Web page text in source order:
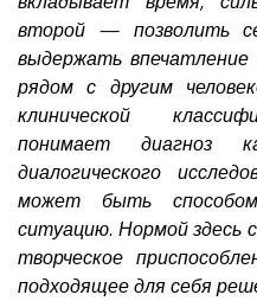
второй — позволить
выдержать
рядом с другим
клинической
понимает диагноз
диалогического
может быть
ситуацию. Нормой здесь
творческое
подходящее для себя